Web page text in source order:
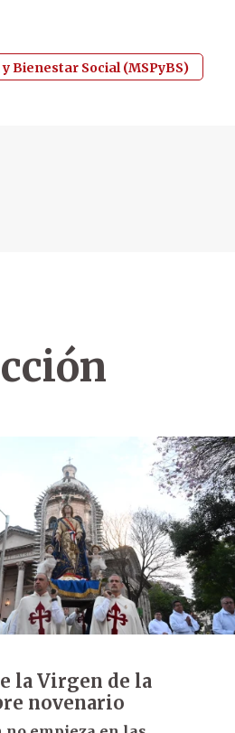
Bienestar Social (MSPyBS)
la Virgen de la
novenario